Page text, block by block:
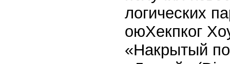
логических
оюХекпког
«Накрытый